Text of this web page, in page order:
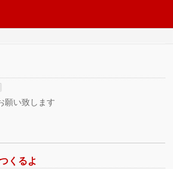
願い致します
くるよ